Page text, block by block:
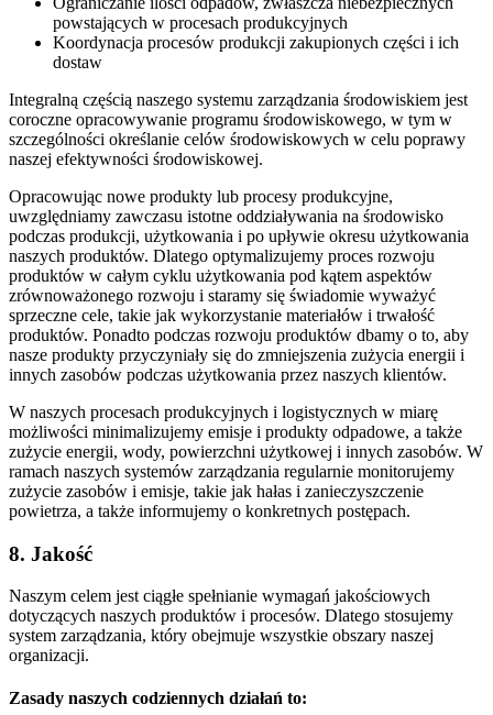
powstających w procesach produkcyjnych
Koordynacja procesów produkcji zakupionych części i ich
dostaw
Integralną częścią naszego systemu zarządzania środowiskiem jest
coroczne opracowywanie programu środowiskowego, w tym w
szczególności określanie celów środowiskowych w celu poprawy
naszej efektywności środowiskowej.
Opracowując nowe produkty lub procesy produkcyjne,
uwzględniamy zawczasu istotne oddziaływania na środowisko
podczas produkcji, użytkowania i po upływie okresu użytkowania
naszych produktów. Dlatego optymalizujemy proces rozwoju
produktów w całym cyklu użytkowania pod kątem aspektów
zrównoważonego rozwoju i staramy się świadomie wyważyć
sprzeczne cele, takie jak wykorzystanie materiałów i trwałość
produktów. Ponadto podczas rozwoju produktów dbamy o to, aby
nasze produkty przyczyniały się do zmniejszenia zużycia energii i
innych zasobów podczas użytkowania przez naszych klientów.
W naszych procesach produkcyjnych i logistycznych w miarę
możliwości minimalizujemy emisje i produkty odpadowe, a także
zużycie energii, wody, powierzchni użytkowej i innych zasobów. W
ramach naszych systemów zarządzania regularnie monitorujemy
zużycie zasobów i emisje, takie jak hałas i zanieczyszczenie
powietrza, a także informujemy o konkretnych postępach.
8. Jakość
Naszym celem jest ciągłe spełnianie wymagań jakościowych
dotyczących naszych produktów i procesów. Dlatego stosujemy
system zarządzania, który obejmuje wszystkie obszary naszej
organizacji.
Zasady naszych codziennych działań to: